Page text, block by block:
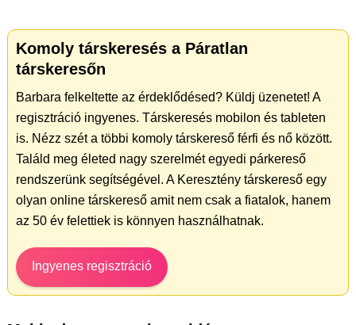
Komoly társkeresés a Páratlan
társkeresőn
Barbara felkeltette az érdeklődésed? Küldj üzenetet! A
regisztráció ingyenes. Társkeresés mobilon és tableten
is. Nézz szét a többi komoly társkereső férfi és nő között.
Találd meg életed nagy szerelmét egyedi párkereső
rendszerünk segítségével. A Keresztény társkereső egy
olyan online társkereső amit nem csak a fiatalok, hanem
az 50 év felettiek is könnyen használhatnak.
Ingyenes regisztráció